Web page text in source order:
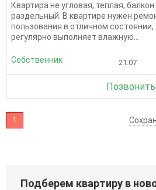
Квартира не угловая, теплая,
раздельный. В квартире нужен
пользования в отличном
регулярно выполняет влажную...
Собственник 21.07
Позвонить
1
Подберем квартиру в